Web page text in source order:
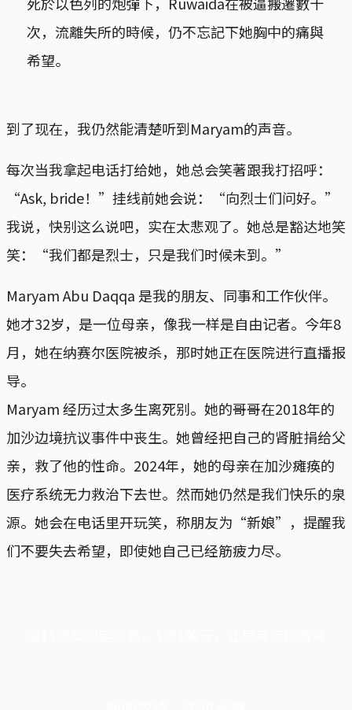
次，流離失所的時候，仍不忘記下她胸中的痛與
希望。
到了现在，我仍然能清楚听到Maryam的声音。
每次当我拿起电话打给她，她总会笑著跟我打招呼：
“Ask, bride！”挂线前她会说：“向烈士们问好。”
我说，快别这么说吧，实在太悲观了。她总是豁达地笑
笑：“我们都是烈士，只是我们时候未到。”
Maryam Abu Daqqa 是我的朋友、同事和工作伙伴。
她才32岁，是一位母亲，像我一样是自由记者。今年8
月，她在纳赛尔医院被杀，那时她正在医院进行直播报
导。
Maryam 经历过太多生离死别。她的哥哥在2018年的
加沙边境抗议事件中丧生。她曾经把自己的肾脏捐给父
亲，救了他的性命。2024年，她的母亲在加沙瘫痪的
医疗系统无力救治下去世。然而她仍然是我们快乐的泉
源。她会在电话里开玩笑，称朋友为“新娘”，提醒我
们不要失去希望，即使她自己已经筋疲力尽。